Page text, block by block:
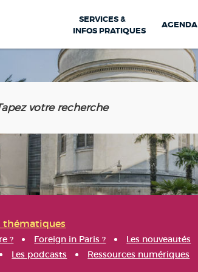
SERVICES &
INFOS PRATIQUES
AGENDA
thématiques
? Foreign in Paris ? Les nouveautés
Les podcasts Ressources numériques